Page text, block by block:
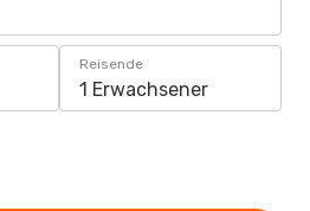
Reisende
1 Erwachsener